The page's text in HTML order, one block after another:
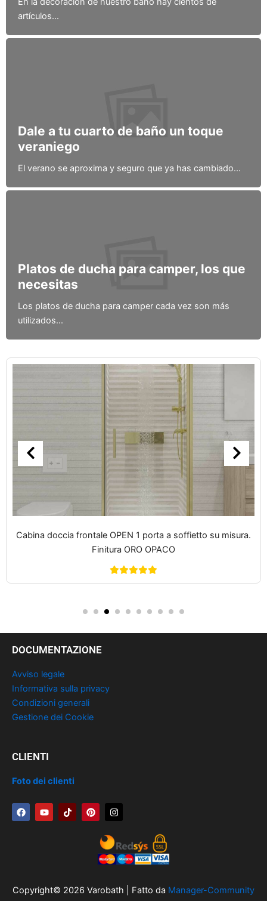
artículos...
Dale a tu cuarto de baño un toque
veraniego
El verano se aproxima y seguro que ya has cambiado...
Platos de ducha para camper, los que
necesitas
Los platos de ducha para camper cada vez son más
utilizados...
Cabina doccia frontale OPEN 1 porta a soffietto su misura.
Finitura ORO OPACO
DOCUMENTAZIONE
Avviso legale
Informativa sulla privacy
Condizioni generali
Gestione dei Cookie
CLIENTI
Foto dei clienti
F
a
Y
o
T
i
P
i
I
n
a
g
r
Copyright© 2026 Varobath | Fatto da Manager-Community